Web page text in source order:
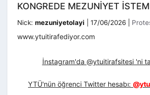
KONGREDE MEZUNIYET
Nick: mezuniyetolayi 17/06/2026
www.ytuitirafediyor.com
İnstagram'da @ytuitirafsitesi 'ni
YTÜ'nün öğrenci Twitter hesabı: